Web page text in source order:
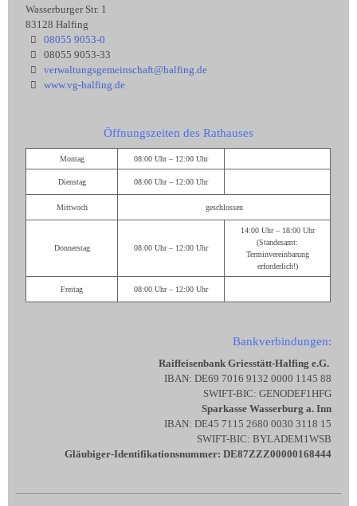
Wasserburger Str. 1
83128 Halfing
08055 9053-0
08055 9053-33
verwaltungsgemeinschaft@halfing.de
www.vg-halfing.de
Öffnungszeiten des Rathauses
Montag 08:00 Uhr – 12:00 Uhr
Dienstag 08:00 Uhr – 12:00 Uhr
Mittwoch geschlossen
Donnerstag 08:00 Uhr – 12:00 Uhr
14:00 Uhr – 18:00 Uhr
(Standesamt:
Terminvereinbarung
erforderlich!)
Freitag 08:00 Uhr – 12:00 Uhr
Bankverbindungen:
Raiffeisenbank Griesstätt-Halfing e.G.
IBAN: DE69 7016 9132 0000 1145 88
SWIFT-BIC: GENODEF1HFG
Sparkasse Wasserburg a. Inn
IBAN: DE45 7115 2680 0030 3118 15
SWIFT-BIC: BYLADEM1WSB
Gläubiger-Identifikationsnummer: DE87ZZZ00000168444